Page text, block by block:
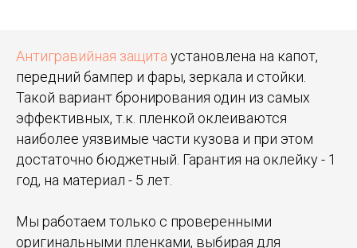
Антигравийная защита установлена на капот,
передний бампер и фары, зеркала и стойки.
Такой вариант бронирования один из самых
эффективных, т.к. пленкой оклеиваются
наиболее уязвимые части кузова и при этом
достаточно бюджетный. Гарантия на оклейку - 1
год, на материал - 5 лет.
Мы работаем только с проверенными
оригинальными пленками, выбирая для